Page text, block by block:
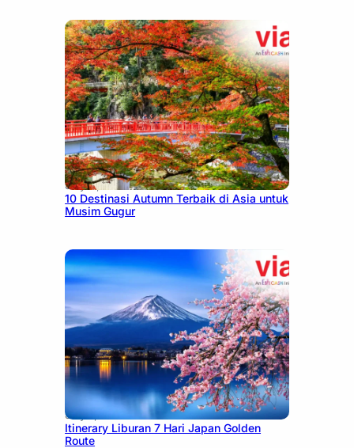
July 9, 2026
10 Destinasi Autumn Terbaik di Asia untuk
Musim Gugur
July 7, 2026
Itinerary Liburan 7 Hari Japan Golden
Route